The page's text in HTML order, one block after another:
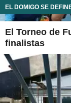
EL DOMIGO SE
El Torneo de
finalistas